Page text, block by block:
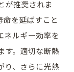
が推奨されま
命を延ばすこと
ネルギー効率を
す。適切な断熱
り、さらに光熱